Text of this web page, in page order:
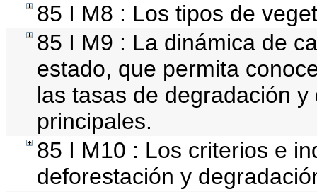
85 I M8 : Los tipos de
85 I M9 : La dinámica de
estado, que permita
las tasas de degradación
principales.
85 I M10 : Los criterios e
deforestación y